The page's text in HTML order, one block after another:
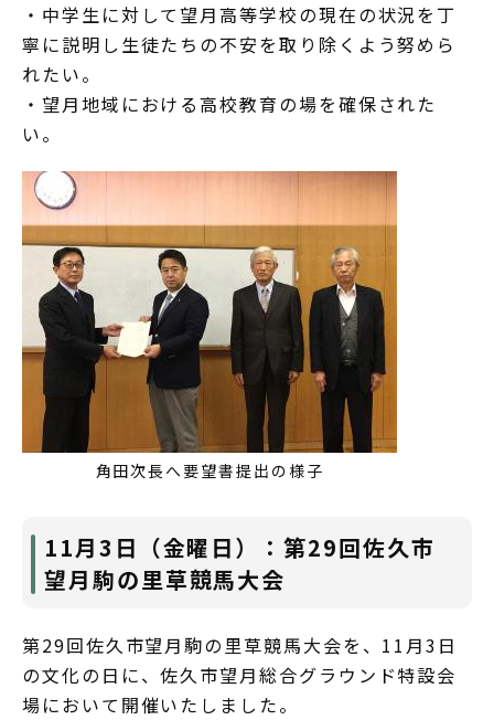
・中学生に対して望月高等学校の現在の状況を丁
寧に説明し生徒たちの不安を取り除くよう努めら
れたい。
・望月地域における高校教育の場を確保された
い。
角田次長へ要望書提出の様子
11月3日（金曜日）：第29回佐久市
望月駒の里草競馬大会
第29回佐久市望月駒の里草競馬大会を、11月3日
の文化の日に、佐久市望月総合グラウンド特設会
場において開催いたしました。